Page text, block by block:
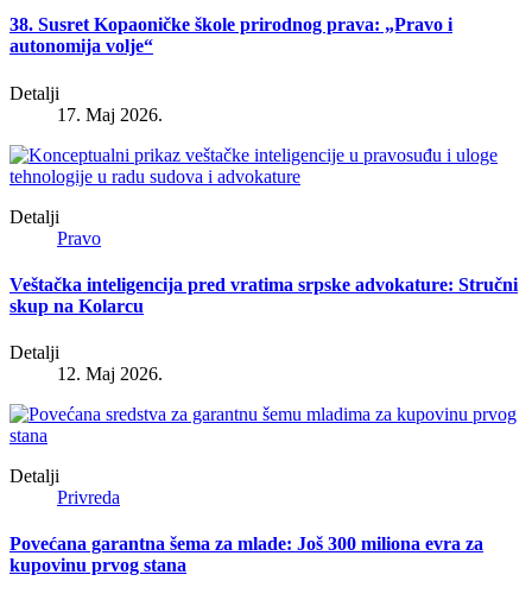
38. Susret Kopaoničke škole prirodnog prava: „Pravo i
autonomija volje“
Detalji
17. Maj 2026.
Detalji
Pravo
Veštačka inteligencija pred vratima srpske advokature: Stručni
skup na Kolarcu
Detalji
12. Maj 2026.
Detalji
Privreda
Povećana garantna šema za mlade: Još 300 miliona evra za
kupovinu prvog stana